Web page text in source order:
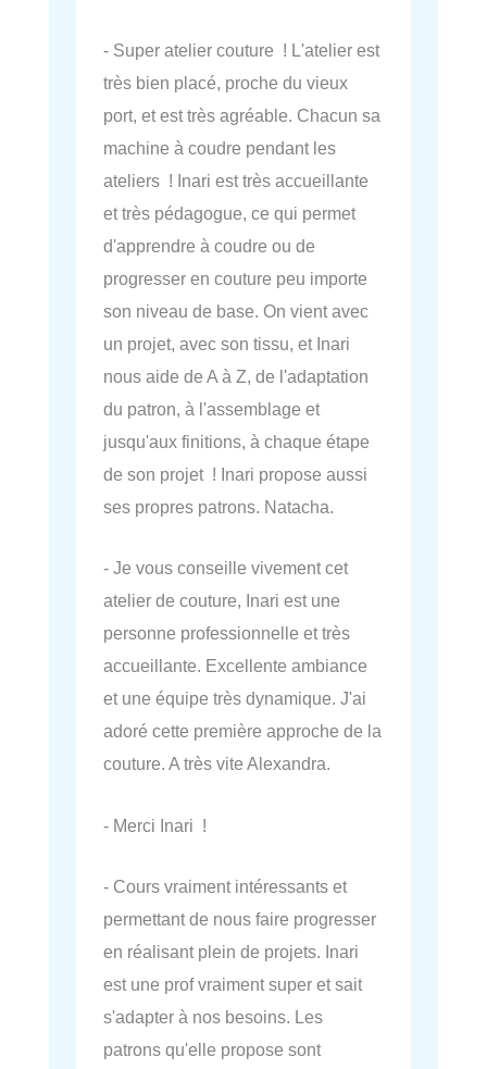
- Super atelier couture ! L'atelier est
très bien placé, proche du vieux
port, et est très agréable. Chacun sa
machine à coudre pendant les
ateliers ! Inari est très accueillante
et très pédagogue, ce qui permet
d'apprendre à coudre ou de
progresser en couture peu importe
son niveau de base. On vient avec
un projet, avec son tissu, et Inari
nous aide de A à Z, de l'adaptation
du patron, à l'assemblage et
jusqu'aux finitions, à chaque étape
de son projet ! Inari propose aussi
ses propres patrons. Natacha.
- Je vous conseille vivement cet
atelier de couture, Inari est une
personne professionnelle et très
accueillante. Excellente ambiance
et une équipe très dynamique. J'ai
adoré cette première approche de la
couture. A très vite Alexandra.
- Merci Inari !
- Cours vraiment intéressants et
permettant de nous faire progresser
en réalisant plein de projets. Inari
est une prof vraiment super et sait
s'adapter à nos besoins. Les
patrons qu'elle propose sont